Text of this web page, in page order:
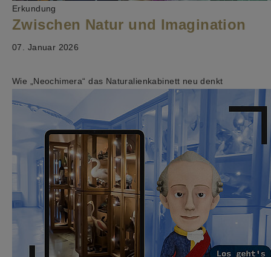
Erkundung
Zwischen Natur und Imagination
07. Januar 2026
Wie „Neochimera“ das Naturalienkabinett neu denkt